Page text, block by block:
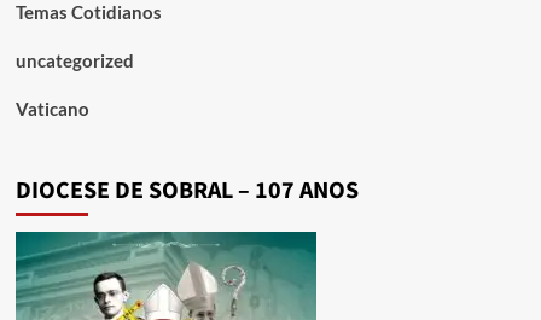
Temas Cotidianos
uncategorized
Vaticano
DIOCESE DE SOBRAL – 107 ANOS